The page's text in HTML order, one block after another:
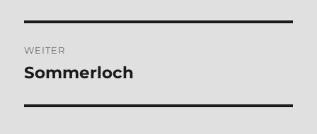
WEITER
Nächster
Sommerloch